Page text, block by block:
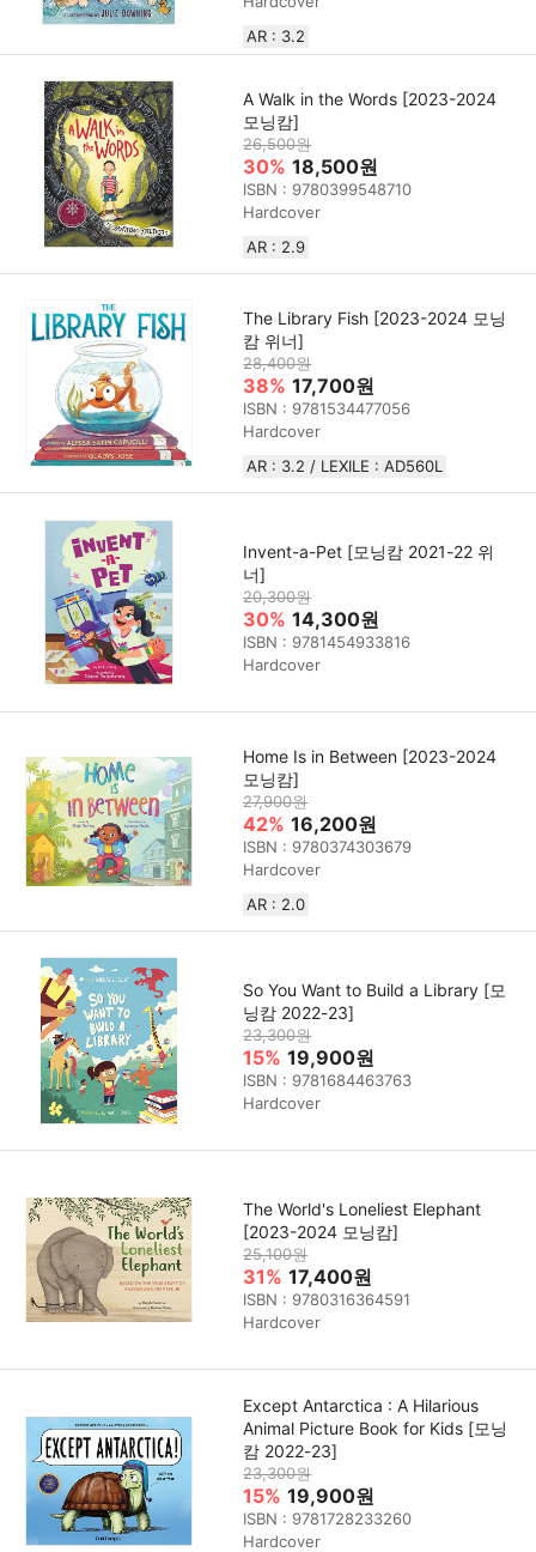
AR : 3.2
A Walk in the Words [2023-2024
모닝캄]
26,500원
30% 18,500원
ISBN : 9780399548710
Hardcover
AR : 2.9
The Library Fish [2023-2024 모닝
캄 위너]
28,400원
38% 17,700원
ISBN : 9781534477056
Hardcover
AR : 3.2 / LEXILE : AD560L
Invent-a-Pet [모닝캄 2021-22 위
너]
20,300원
30% 14,300원
ISBN : 9781454933816
Hardcover
Home Is in Between [2023-2024
모닝캄]
27,900원
42% 16,200원
ISBN : 9780374303679
Hardcover
AR : 2.0
So You Want to Build a Library [모
닝캄 2022-23]
23,300원
15% 19,900원
ISBN : 9781684463763
Hardcover
The World's Loneliest Elephant
[2023-2024 모닝캄]
25,100원
31% 17,400원
ISBN : 9780316364591
Hardcover
Except Antarctica : A Hilarious
Animal Picture Book for Kids [모닝
캄 2022-23]
23,300원
15% 19,900원
ISBN : 9781728233260
Hardcover